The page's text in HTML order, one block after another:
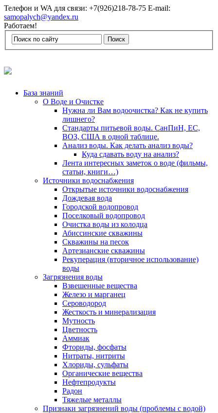
Телефон и WA для связи: +7(926)218-78-75 E-mail:
samopalych@yandex.ru
Работаем!
База знаний
О Воде и Очистке
Нужна ли Вам водоочистка? Как не купить
лишнего?
Стандарты питьевой воды. СанПиН, ЕС,
ВОЗ, США в одной таблице.
Анализ воды. Как делать анализ воды?
Куда сдавать воду на анализ?
Лента интересных заметок о воде (фильмы,
статьи, книги…)
Источники водоснабжения
Открытые источники водоснабжения
Дождевая вода
Городской водопровод
Поселковый водопровод
Очистка воды из колодца
Абиссинские скважины
Скважины на песок
Артезианские скважины
Рекуперация (вторичное использование)
воды
Загрязнения воды
Взвешенные вещества
Железо и марганец
Сероводород
Жесткость и минерализация
Мутность
Цветность
Аммиак
Фториды, фосфаты
Нитраты, нитриты
Хлориды, сульфаты
Органические вещества
Нефтепродукты
Радон
Тяжелые металлы
Признаки загрязнений воды (проблемы с водой)